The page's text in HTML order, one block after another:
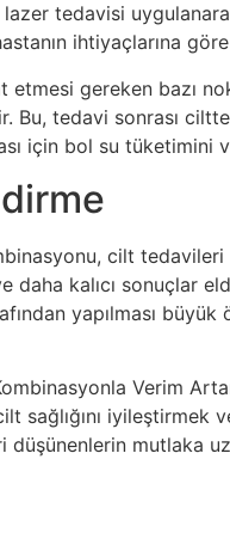
tedavisi
ihtiyaçlarına
etmesi gereken bazı
Bu, tedavi sonrası
için bol su
cilt tedavileri
daha kalıcı sonuçlar
yapılması
Verim
sağlığını
düşünenlerin mutlaka